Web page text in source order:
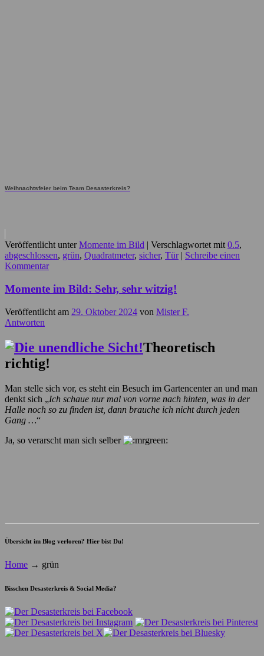
Weihnachtsfeier beim Team Desasterkreis?
Veröffentlicht unter Momente im Bild | Verschlagwortet mit 0.5,
abgeschlossen, grün, Quadratmeter, sicher, Tür | Schreibe einen
Kommentar
Momente im Bild: Sehr, sehr witzig!
Veröffentlicht am 29. Oktober 2024 von Mister F.
Antworten
Theoretisch
richtig!
Man stelle sich vor, es steht ein Besuch im Gartencenter an und man
denkt sich „Ich schaue nur mal von vorne nach hinten, was in der
Halle noch so zu finden ist, dann brauche ich nicht durch jeden
Gang …“
Ja, so verarscht man sich selber
Übersicht im Blog verloren? Hier bist Du!
Home → grün
Bisschen Desasterkreis & Social Media?